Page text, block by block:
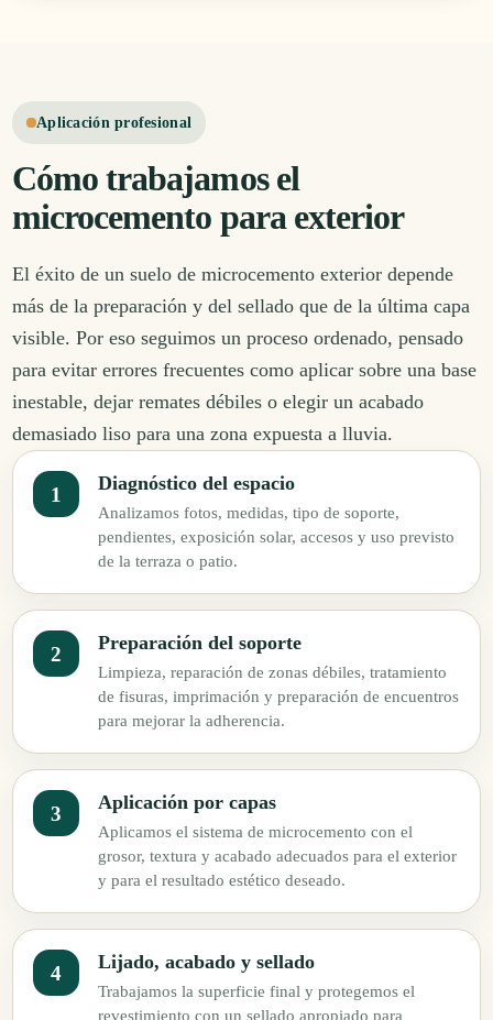
Aplicación profesional
Cómo trabajamos el
microcemento para exterior
El éxito de un suelo de microcemento exterior depende
más de la preparación y del sellado que de la última capa
visible. Por eso seguimos un proceso ordenado, pensado
para evitar errores frecuentes como aplicar sobre una base
inestable, dejar remates débiles o elegir un acabado
demasiado liso para una zona expuesta a lluvia.
Diagnóstico del espacio
Analizamos fotos, medidas, tipo de soporte,
pendientes, exposición solar, accesos y uso previsto
de la terraza o patio.
Preparación del soporte
Limpieza, reparación de zonas débiles, tratamiento
de fisuras, imprimación y preparación de encuentros
para mejorar la adherencia.
Aplicación por capas
Aplicamos el sistema de microcemento con el
grosor, textura y acabado adecuados para el exterior
y para el resultado estético deseado.
Lijado, acabado y sellado
Trabajamos la superficie final y protegemos el
revestimiento con un sellado apropiado para